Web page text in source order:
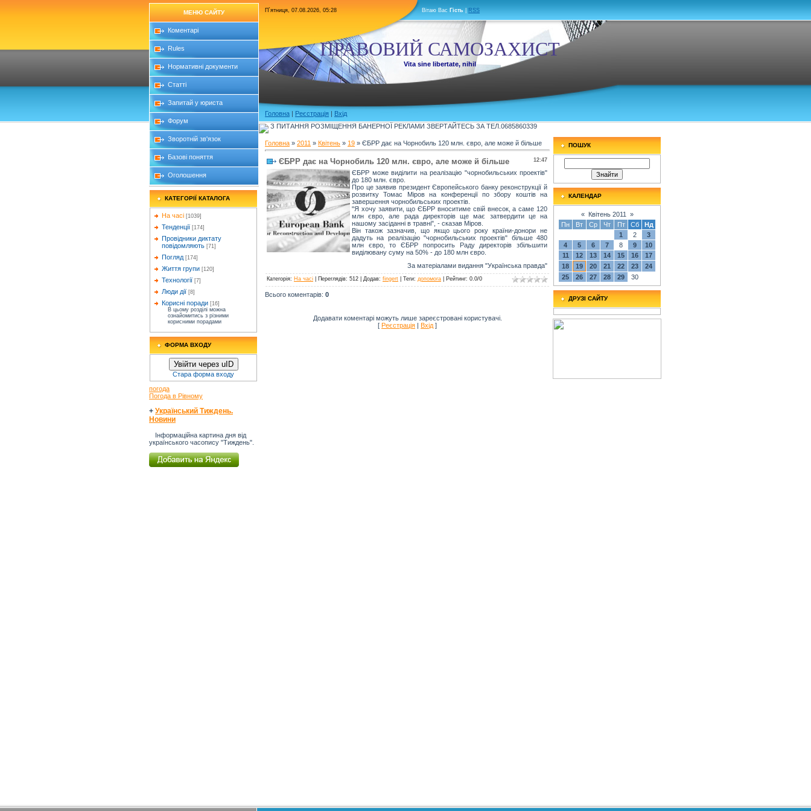
МЕНЮ САЙТУ
Коментарі
Rules
Нормативні документи
Статті
Запитай у юриста
Форум
Зворотній зв'язок
Базові поняття
Оголошення
КАТЕГОРІЇ КАТАЛОГА
На часі [1039]
Тенденції [174]
Провідники диктату
повідомляють [71]
Погляд [174]
Життя групи [120]
Технології [7]
Люди дії [8]
Корисні поради [16]
В цьому розділі можна
ознайомитись з різними
корисними порадами
ФОРМА ВХОДУ
Увійти через uID
Стара форма входу
погода
Погода в Рівному
+ Український Тиждень.
Новини
Інформаційна картина дня від
українського часопису "Тиждень".
П`ятниця, 07.08.2026, 05:28 Вітаю Вас Гість RSS
ПРАВОВИЙ САМОЗАХИСТ
Vita sine libertate, nihil
Головна | Реєстрація | Вхід
З ПИТАННЯ РОЗМІЩЕННЯ БАНЕРНОЇ РЕКЛАМИ ЗВЕРТАЙТЕСЬ ЗА ТЕЛ.0685860339
Головна » 2011 » Квітень » 19 » ЄБРР дає на Чорнобиль 120 млн. євро, але може й більше
12:47
ЄБРР дає на Чорнобиль 120 млн. євро, але може й більше
ЄБРР може виділити на реалізацію "чорнобильських проектів"
до 180 млн. євро.
Про це заявив президент Європейського банку реконструкції й
розвитку Томас Міров на конференції по збору коштів на
завершення чорнобильських проектів.
"Я хочу заявити, що ЄБРР вноситиме свій внесок, а саме 120
млн євро, але рада директорів ще має затвердити це на
нашому засіданні в травні", - сказав Міров.
Він також зазначив, що якщо цього року країни-донори не
дадуть на реалізацію "чорнобильських проектів" більше 480
млн євро, то ЄБРР попросить Раду директорів збільшити
виділювану суму на 50% - до 180 млн євро.
За матеріалами видання "Українська правда"
Категорія: На часі Переглядів: 512 | Додав: fingert Теги: допомога Рейтинг: 0.0/0
Всього коментарів: 0
Додавати коментарі можуть лише зареєстровані користувачі.
[ Реєстрація | Вхід ]
ПОШУК
КАЛЕНДАР
« Квітень 2011
»
Пн
Вт Ср Чт Пт Сб
Нд
1
2
3
4
5 6 7 8 9
10
11
12 13 14 15 16
17
18
19 20 21 22 23
24
25
26 27 28 29 30
ДРУЗІ САЙТУ